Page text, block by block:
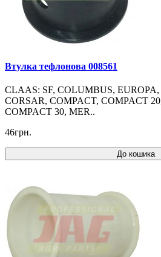
Втулка тефлонова 008561
CLAAS: SF, COLUMBUS, EUROPA,
CORSAR, COMPACT, COMPACT
COMPACT 30, MER..
46грн.
До кошика